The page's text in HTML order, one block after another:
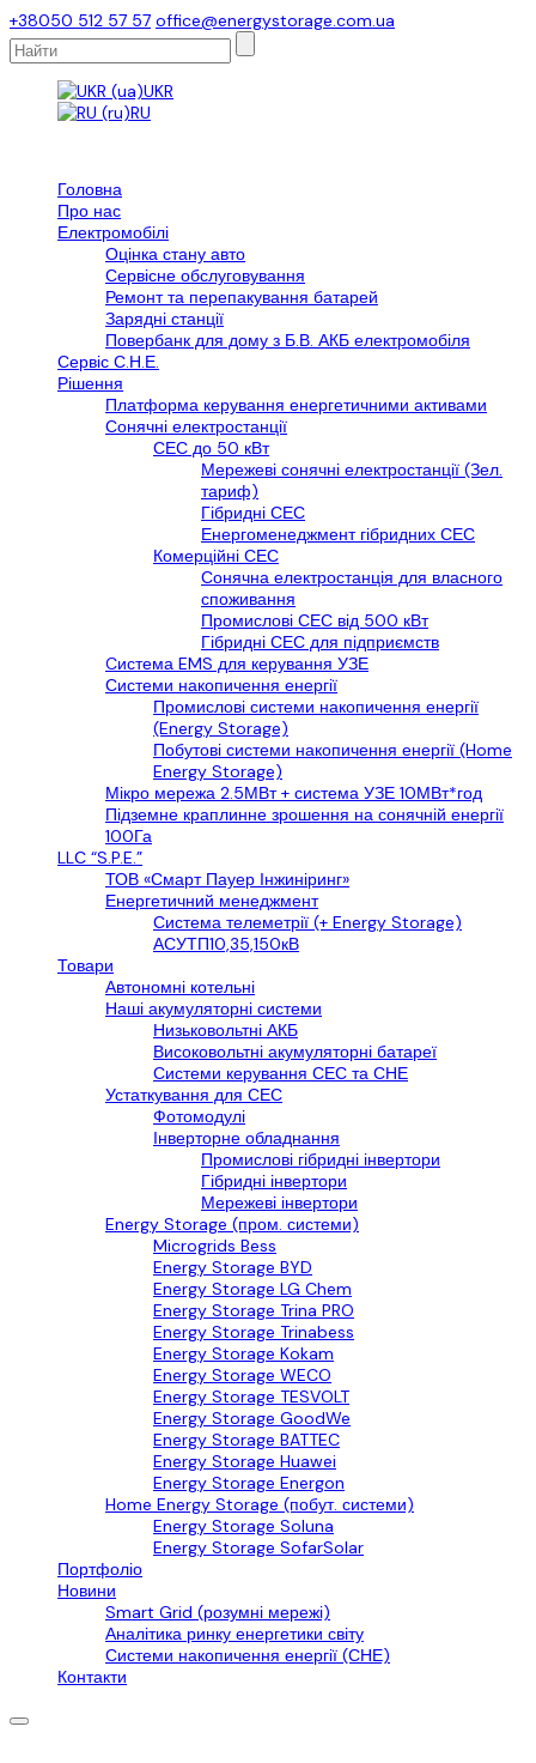
+38050 512 57 57 office@energystorage.com.ua
UKR
RU
Головна
Про нас
Електромобілі
Оцінка стану авто
Сервісне обслуговування
Ремонт та перепакування батарей
Зарядні станції
Повербанк для дому з Б.В. АКБ електромобіля
Сервіс С.Н.Е.
Рішення
Платформа керування енергетичними активами
Сонячні електростанції
СЕС до 50 кВт
Мережеві сонячні електростанції (Зел.
тариф)
Гібридні СЕС
Енергоменеджмент гібридних СЕС
Комерційні СЕС
Сонячна електростанція для власного
споживання
Промислові СЕС від 500 кВт
Гібридні СЕС для підприємств
Cистема EMS для керування УЗЕ
Системи накопичення енергії
Промислові системи накопичення енергії
(Energy Storage)
Побутові системи накопичення енергії (Home
Energy Storage)
Мікро мережа 2.5МВт + система УЗЕ 10МВт*год
Підземне краплинне зрошення на сонячній енергії
100Га
LLС “S.P.E.”
ТОВ «Смарт Пауер Інжиніринг»
Енергетичний менеджмент
Система телеметрії (+ Energy Storage)
АСУТП10,35,150кВ
Товари
Автономні котельні
Наші акумуляторні системи
Низьковольтні АКБ
Високовольтні акумуляторні батареї
Системи керування СЕС та СНЕ
Устаткування для СЕС
Фотомодулі
Інверторне обладнання
Промислові гібридні інвертори
Гібридні інвертори
Мережеві інвертори
Energy Storage (пром. системи)
Microgrids Bess
Energy Storage BYD
Energy Storage LG Chem
Energy Storage Trina PRO
Energy Storage Trinabess
Energy Storage Kokam
Energy Storage WECO
Energy Storage TESVOLT
Energy Storage GoodWe
Energy Storage BATTEC
Energy Storage Huawei
Energy Storage Energon
Home Energy Storage (побут. системи)
Energy Storage Soluna
Energy Storage SofarSolar
Портфоліо
Новини
Smart Grid (розумні мережі)
Аналітика ринку енергетики світу
Системи накопичення енергії (СНЕ)
Контакти